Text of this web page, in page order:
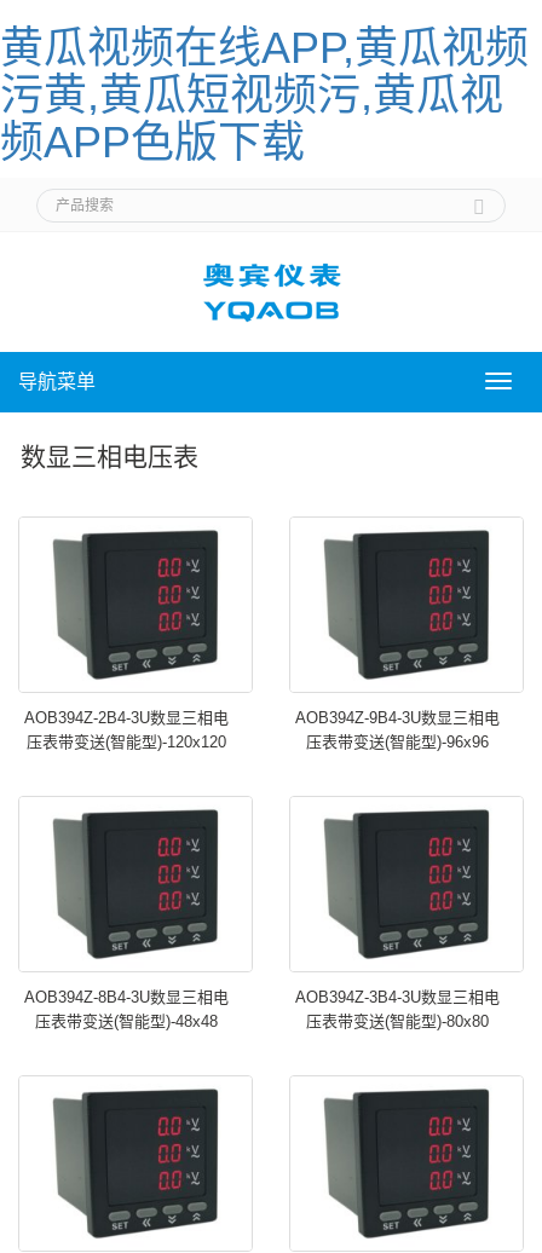
黄瓜视频在线APP,黄瓜视频
污黄,黄瓜短视频污,黄瓜视
频APP色版下载
导
导航菜单
数显三相电压表
AOB394Z-2B4-3U数显三相电
压表带变送(智能型)-120x120
AOB394Z-9B4-3U数显三相电
压表带变送(智能型)-96x96
AOB394Z-8B4-3U数显三相电
压表带变送(智能型)-48x48
AOB394Z-3B4-3U数显三相电
压表带变送(智能型)-80x80